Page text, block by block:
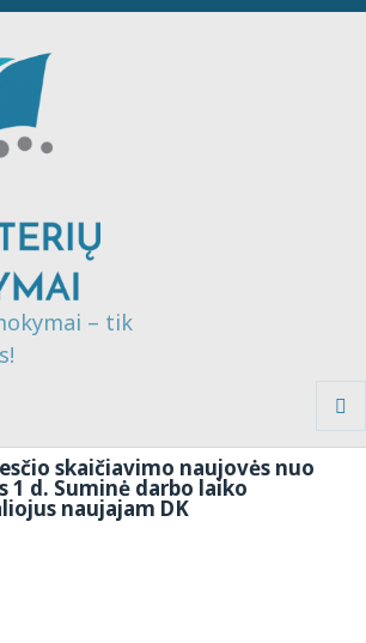
– tik
skaičiavimo naujovės nuo
1 d. Suminė darbo laiko
naujajam DK